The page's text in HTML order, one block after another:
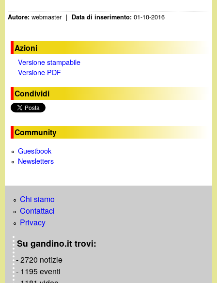
Autore:webmaster | Data di inserimento:01-10-2016
Azioni
Versione stampabile
Versione PDF
Condividi
Community
Guestbook
Newsletters
Chi siamo
Contattaci
Privacy
Su gandino.it trovi:
- 2720 notizie
- 1195 eventi